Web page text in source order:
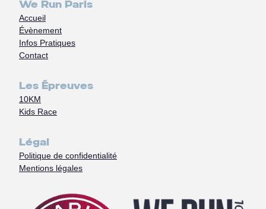
We Run Paris
Accueil
Évènement
Infos Pratiques
Contact
Les Épreuves
10KM
Kids Race
Légal
Politique de confidentialité
Mentions légales